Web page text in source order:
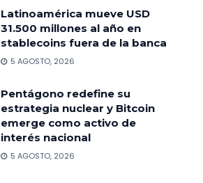
Latinoamérica mueve USD
31.500 millones al año en
stablecoins fuera de la banca
5 AGOSTO, 2026
Pentágono redefine su
estrategia nuclear y Bitcoin
emerge como activo de
interés nacional
5 AGOSTO, 2026